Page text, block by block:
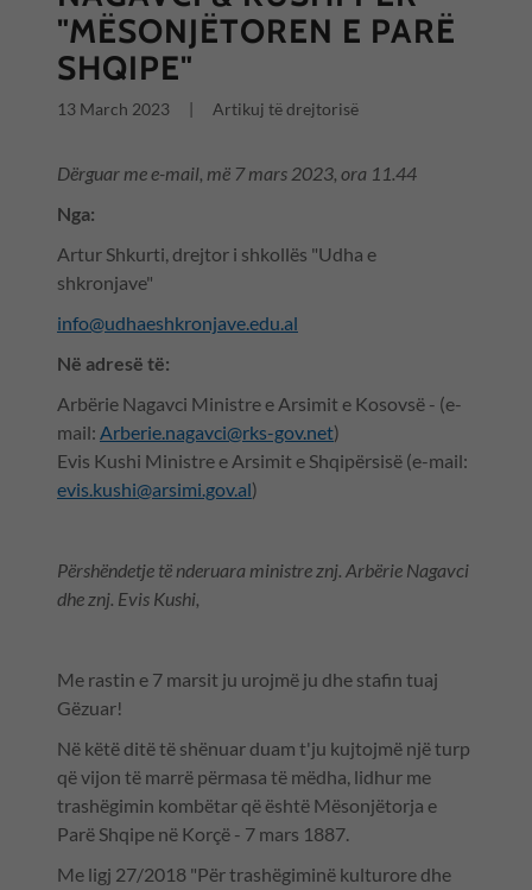
"MËSONJËTOREN E PARË
SHQIPE"
13 March 2023 | Artikuj të drejtorisë
Dërguar me e-mail, më 7 mars 2023, ora 11.44
Nga:
Artur Shkurti, drejtor i shkollës "Udha e
shkronjave"
info@udhaeshkronjave.edu.al
Në adresë të:
Arbërie Nagavci Ministre e Arsimit e Kosovsë - (e-
mail: Arberie.nagavci@rks-gov.net)
Evis Kushi Ministre e Arsimit e Shqipërsisë (e-mail:
evis.kushi@arsimi.gov.al)
Përshëndetje të nderuara ministre znj. Arbërie Nagavci
dhe znj. Evis Kushi,
Me rastin e 7 marsit ju urojmë ju dhe stafin tuaj
Gëzuar!
Në këtë ditë të shënuar duam t'ju kujtojmë një turp
që vijon të marrë përmasa të mëdha, lidhur me
trashëgimin kombëtar që është Mësonjëtorja e
Parë Shqipe në Korçë - 7 mars 1887.
Me ligj 27/2018 "Për trashëgiminë kulturore dhe